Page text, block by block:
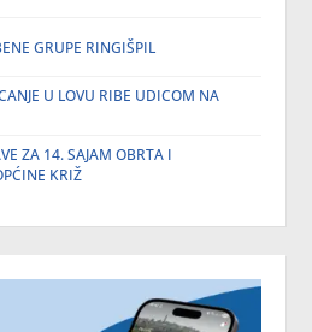
GRUPE RINGIŠPIL
U LOVU RIBE UDICOM NA
ZA 14. SAJAM OBRTA I
KRIŽ